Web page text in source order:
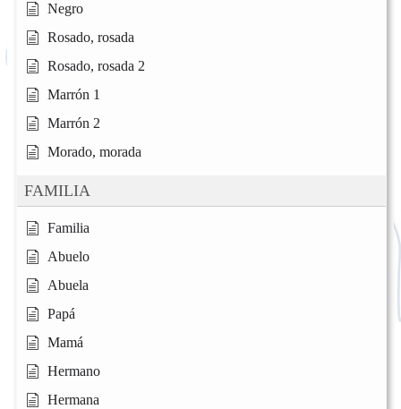
Negro
Rosado, rosada
Rosado, rosada 2
Marrón 1
Marrón 2
Morado, morada
FAMILIA
Familia
Abuelo
Abuela
Papá
Mamá
Hermano
Hermana